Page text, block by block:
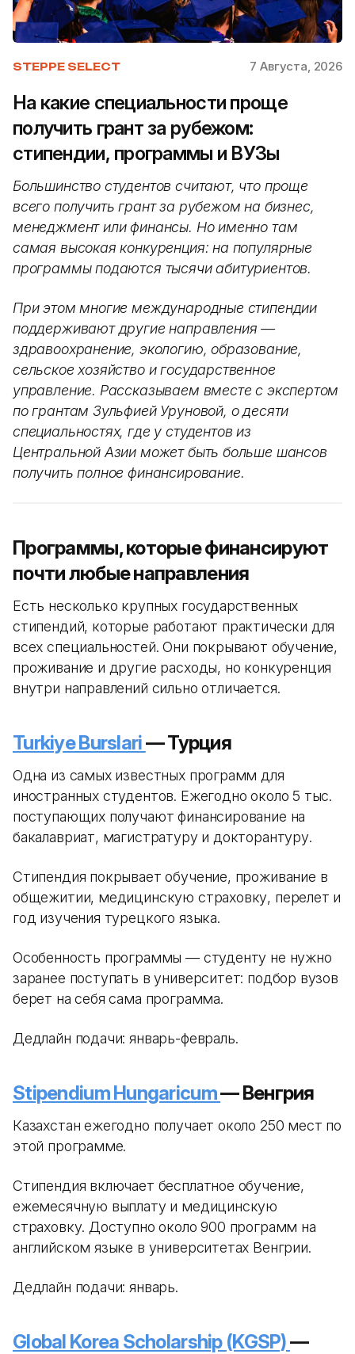
STEPPE SELECT 7 Августа, 2026
На какие специальности проще
получить грант за рубежом:
стипендии, программы и ВУЗы
Большинство студентов считают, что проще
всего получить грант за рубежом на бизнес,
менеджмент или финансы. Но именно там
самая высокая конкуренция: на популярные
программы подаются тысячи абитуриентов.
При этом многие международные стипендии
поддерживают другие направления —
здравоохранение, экологию, образование,
сельское хозяйство и государственное
управление. Рассказываем вместе с экспертом
по грантам Зульфией Уруновой, о десяти
специальностях, где у студентов из
Центральной Азии может быть больше шансов
получить полное финансирование.
Программы, которые финансируют
почти любые направления
Есть несколько крупных государственных
стипендий, которые работают практически для
всех специальностей. Они покрывают обучение,
проживание и другие расходы, но конкуренция
внутри направлений сильно отличается.
Turkiye Burslari— Турция
Одна из самых известных программ для
иностранных студентов. Ежегодно около 5 тыс.
поступающих получают финансирование на
бакалавриат, магистратуру и докторантуру.
Стипендия покрывает обучение, проживание в
общежитии, медицинскую страховку, перелет и
год изучения турецкого языка.
Особенность программы — студенту не нужно
заранее поступать в университет: подбор вузов
берет на себя сама программа.
Дедлайн подачи: январь-февраль.
Stipendium Hungaricum— Венгрия
Казахстан ежегодно получает около 250 мест по
этой программе.
Стипендия включает бесплатное обучение,
ежемесячную выплату и медицинскую
страховку. Доступно около 900 программ на
английском языке в университетах Венгрии.
Дедлайн подачи: январь.
Global Korea Scholarship (KGSP)—